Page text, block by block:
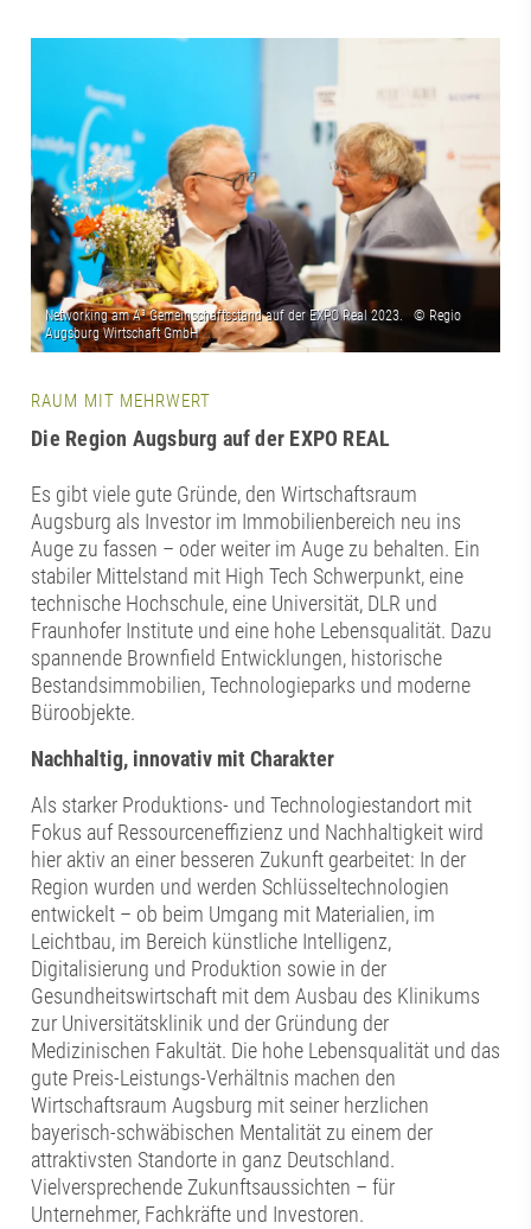
RAUM MIT MEHRWERT
Die Region Augsburg auf der EXPO REAL
Es gibt viele gute Gründe, den Wirtschaftsraum
Augsburg als Investor im Immobilienbereich neu ins
Auge zu fassen – oder weiter im Auge zu behalten. Ein
stabiler Mittelstand mit High Tech Schwerpunkt, eine
technische Hochschule, eine Universität, DLR und
Fraunhofer Institute und eine hohe Lebensqualität. Dazu
spannende Brownfield Entwicklungen, historische
Bestandsimmobilien, Technologieparks und moderne
Büroobjekte.
Nachhaltig, innovativ mit Charakter
Als starker Produktions- und Technologiestandort mit
Fokus auf Ressourceneffizienz und Nachhaltigkeit wird
hier aktiv an einer besseren Zukunft gearbeitet: In der
Region wurden und werden Schlüsseltechnologien
entwickelt – ob beim Umgang mit Materialien, im
Leichtbau, im Bereich künstliche Intelligenz,
Digitalisierung und Produktion sowie in der
Gesundheitswirtschaft mit dem Ausbau des Klinikums
zur Universitätsklinik und der Gründung der
Medizinischen Fakultät. Die hohe Lebensqualität und das
gute Preis-Leistungs-Verhältnis machen den
Wirtschaftsraum Augsburg mit seiner herzlichen
bayerisch-schwäbischen Mentalität zu einem der
attraktivsten Standorte in ganz Deutschland.
Vielversprechende Zukunftsaussichten – für
Unternehmer, Fachkräfte und Investoren.